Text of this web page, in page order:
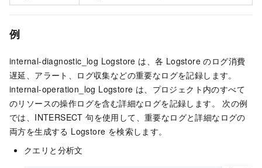
例
internal-diagnostic_log Logstore は、各 Logstore のログ消費
遅延、アラート、ログ収集などの重要なログを記録します。
internal-operation_log Logstore は、プロジェクト内のすべて
のリソースの操作ログを含む詳細なログを記録します。 次の例
では、INTERSECT 句を使用して、重要なログと詳細なログの
両方を生成する Logstore を検索します。
クエリと分析文